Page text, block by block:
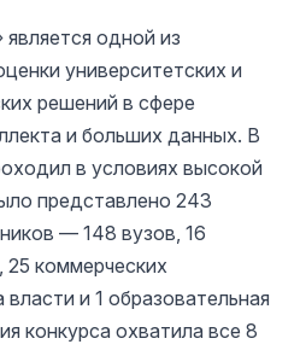
одной из
университетских и
решений в сфере
и больших данных. В
в условиях высокой
представлено 243
— 148 вузов, 16
25 коммерческих
власти и 1 образовательная
конкурса охватила все 8